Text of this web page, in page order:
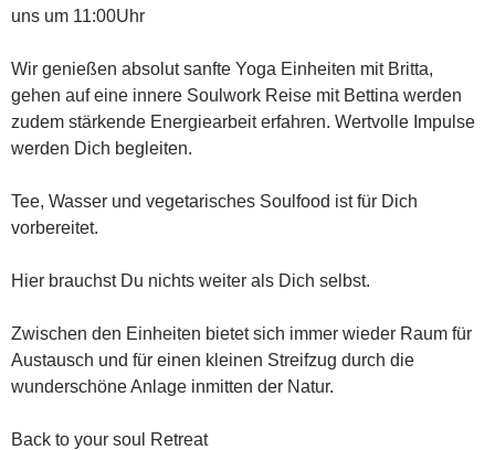
uns um 11:00Uhr
Wir genießen absolut sanfte Yoga Einheiten mit Britta,
gehen auf eine innere Soulwork Reise mit Bettina werden
zudem stärkende Energiearbeit erfahren. Wertvolle Impulse
werden Dich begleiten.
Tee, Wasser und vegetarisches Soulfood ist für Dich
vorbereitet.
Hier brauchst Du nichts weiter als Dich selbst.
Zwischen den Einheiten bietet sich immer wieder Raum für
Austausch und für einen kleinen Streifzug durch die
wunderschöne Anlage inmitten der Natur.
Back to your soul Retreat